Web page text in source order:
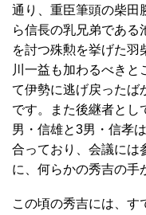
通り、重臣筆頭の柴田
ら信長の乳兄弟である
を討つ殊勲を挙げた羽
川一益も加わるべきと
て伊勢に逃げ戻ったば
です。また後継者とし
男・信雄と3男・信孝
合っており、会議には
に、何らかの秀吉の手
この頃の秀吉には、す